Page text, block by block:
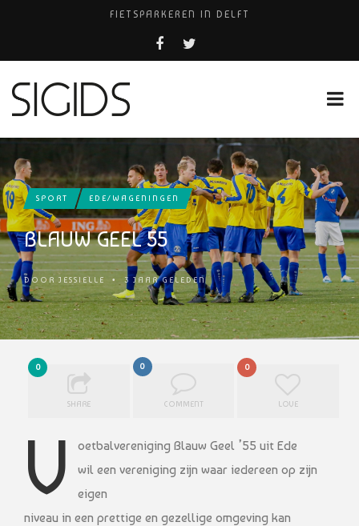
FIETSPARKEREN IN DELFT
PIZZERIA POMPEÏ ￼
BELEEF DE MAGIE VAN FILM BIJ KINEPOLIS
SPORT EDE/WAGENINGEN
BLAUW GEEL 55
DOOR JESSIELLE • 3 JAAR GELEDEN
0
SHARE
0
COMMENT
0
LOVE
V
oetbalvereniging Blauw Geel ’55 uit Ede
wil een vereniging zijn waar iedereen op zijn
eigen
niveau in een prettige en gezellige omgeving kan